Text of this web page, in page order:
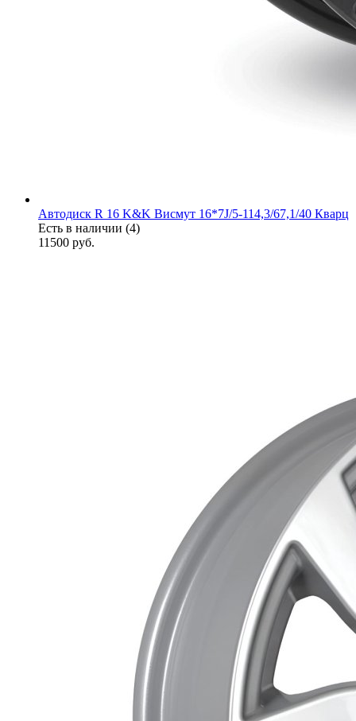
Автодиск R 16 K&K Висмут 16*7J/5-114,3/67,1/40 Кварц
Есть в наличии (4)
11500 руб.